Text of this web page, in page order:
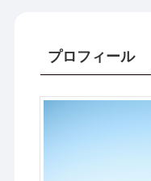
プロフィール